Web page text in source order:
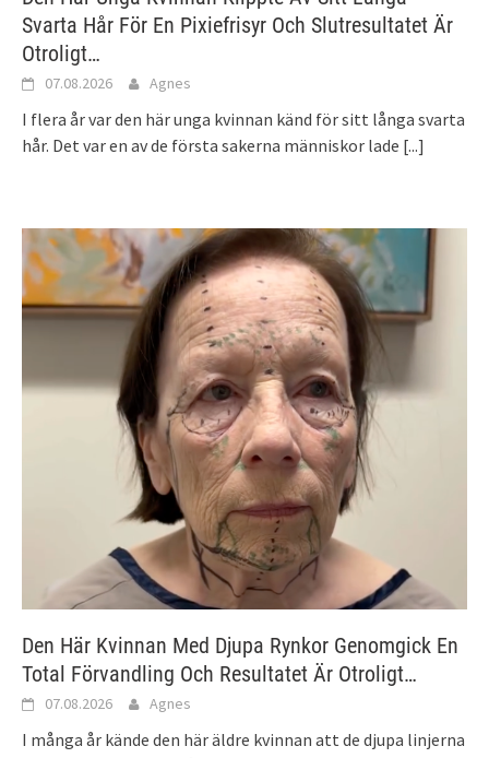
Svarta Hår För En Pixiefrisyr Och Slutresultatet Är
Otroligt…
07.08.2026 Agnes
I flera år var den här unga kvinnan känd för sitt långa svarta
hår. Det var en av de första sakerna människor lade [...]
Den Här Kvinnan Med Djupa Rynkor Genomgick En
Total Förvandling Och Resultatet Är Otroligt…
07.08.2026 Agnes
I många år kände den här äldre kvinnan att de djupa linjerna